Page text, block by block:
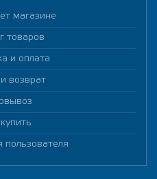
магазине
товаров
и оплата
возврат
пользователя